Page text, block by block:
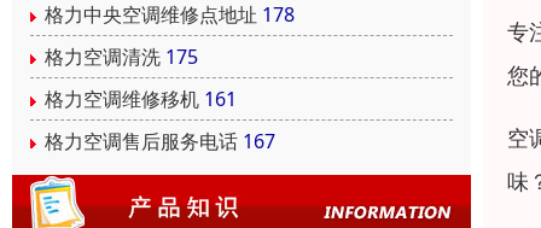
格力中央空调维修点地址 178
格力空调清洗 175
格力空调维修移机 161
格力空调售后服务电话 167
专
您
空
味